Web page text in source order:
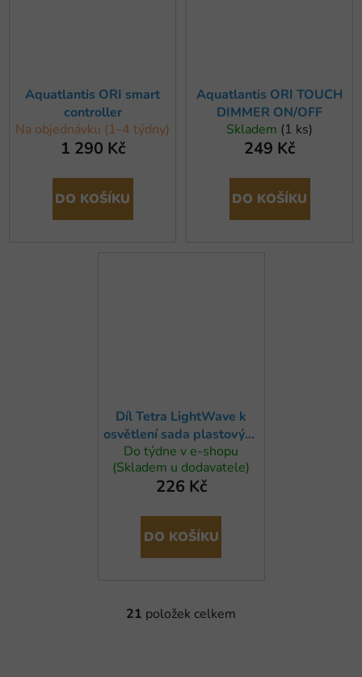
Aquatlantis ORI smart
controller
Na objednávku (1-4 týdny)
1 290 Kč
DO KOŠÍKU
Aquatlantis ORI TOUCH
DIMMER ON/OFF
Skladem (1 ks)
249 Kč
DO KOŠÍKU
Díl Tetra LightWave k
osvětlení sada plastových
dílů
Do týdne v e-shopu
(Skladem u dodavatele)
226 Kč
DO KOŠÍKU
O
21 položek celkem